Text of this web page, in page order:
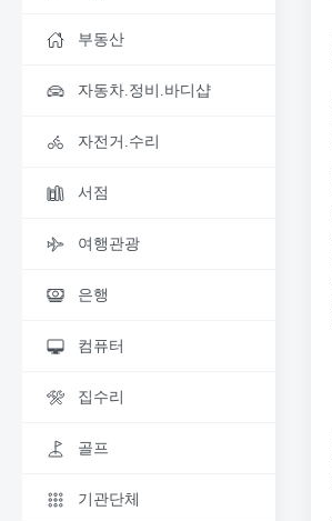
부동산
자동차.정비.바디샵
자전거.수리
서점
여행관광
은행
컴퓨터
집수리
골프
기관단체